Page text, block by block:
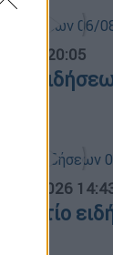
20:05
06.08.2026
δελτίο